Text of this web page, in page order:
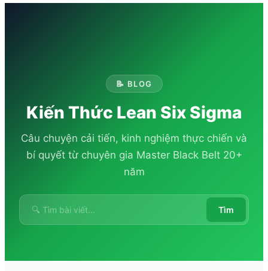
📝 BLOG
Kiến Thức Lean Six Sigma
Câu chuyện cải tiến, kinh nghiệm thực chiến và
bí quyết từ chuyên gia Master Black Belt 20+
năm
Tìm